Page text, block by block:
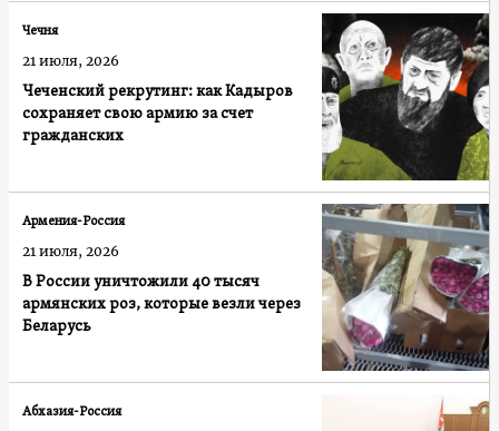
Чеченский рекрутинг: как Кадыров
сохраняет свою армию за счет
гражданских
Чечня
21 июля, 2026
В России уничтожили 40 тысяч
армянских роз, которые везли через
Беларусь
Армения-Россия
21 июля, 2026
Абхазия-Россия